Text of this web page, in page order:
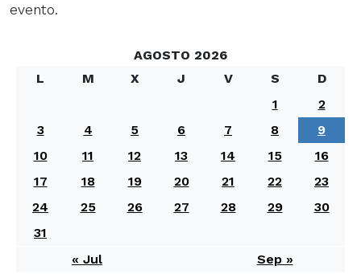
evento.
AGOSTO 2026
L
M X J V S
D
1
2
3
4 5 6 7 8
9
10
11 12 13 14 15
16
17
18 19 20 21 22
23
24
25 26 27 28 29
30
31
« Jul
Sep »